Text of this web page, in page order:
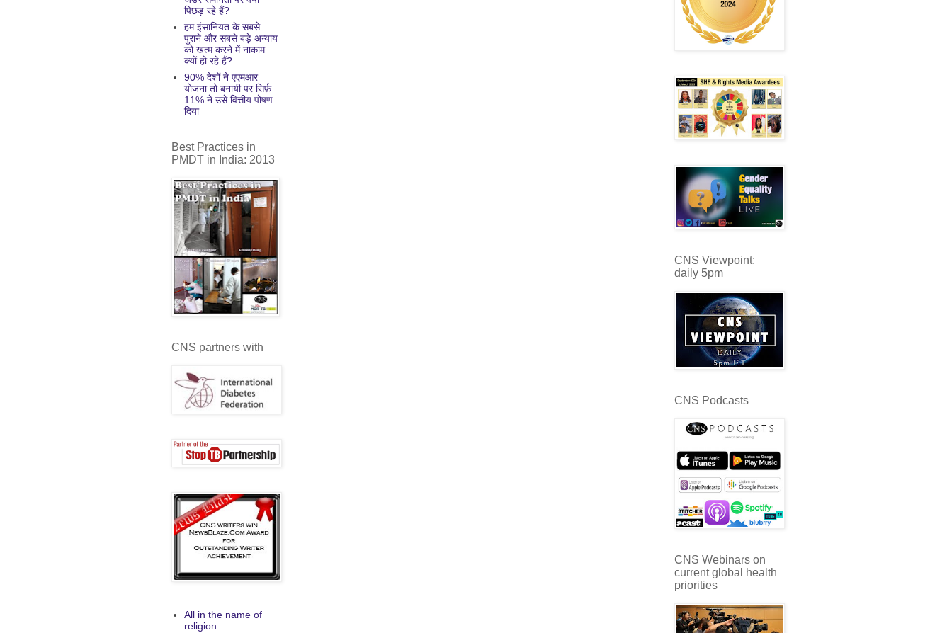
पिछड़ रहे हैं?
हम इंसानियत के सबसे
पुराने और सबसे बड़े अन्याय
को खत्म करने में नाकाम
क्यों हो रहे हैं?
90% देशों ने एएमआर
योजना तो बनायी पर सिर्फ़
11% ने उसे वित्तीय पोषण
दिया
Best Practices in
PMDT in India: 2013
CNS partners with
All in the name of
religion
CNS Viewpoint:
daily 5pm
CNS Podcasts
CNS Webinars on
current global health
priorities